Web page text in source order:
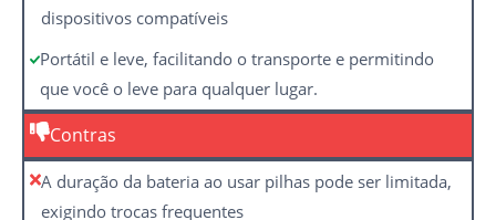
dispositivos compatíveis
Portátil e leve, facilitando o transporte e permitindo
que você o leve para qualquer lugar.
Contras
A duração da bateria ao usar pilhas pode ser limitada,
exigindo trocas frequentes